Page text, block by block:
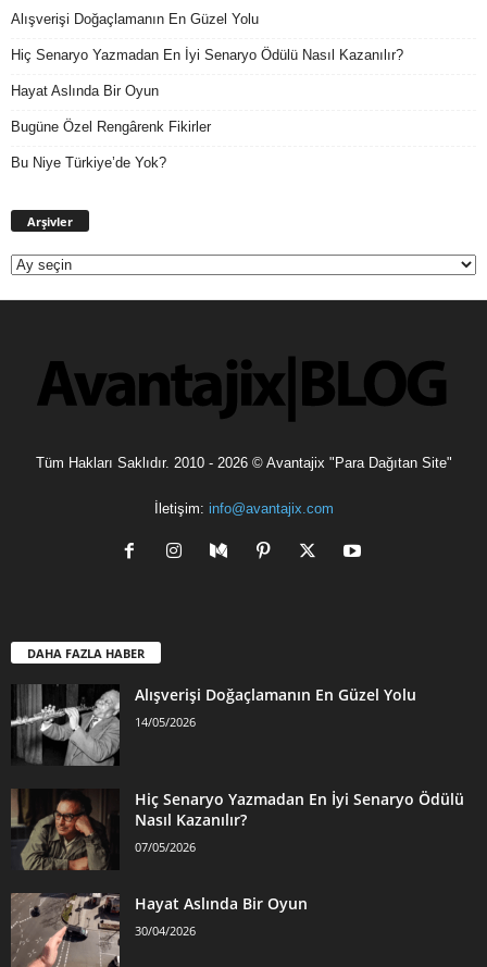
Alışverişi Doğaçlamanın En Güzel Yolu
Hiç Senaryo Yazmadan En İyi Senaryo Ödülü Nasıl Kazanılır?
Hayat Aslında Bir Oyun
Bugüne Özel Rengârenk Fikirler
Bu Niye Türkiye’de Yok?
Arşivler
Tüm Hakları Saklıdır. 2010 - 2026 © Avantajix "Para Dağıtan Site"
İletişim: info@avantajix.com
DAHA FAZLA HABER
Alışverişi Doğaçlamanın En Güzel Yolu
14/05/2026
Hiç Senaryo Yazmadan En İyi Senaryo Ödülü
Nasıl Kazanılır?
07/05/2026
Hayat Aslında Bir Oyun
30/04/2026